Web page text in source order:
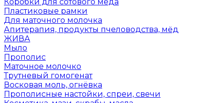
Пластиковые рамки
Для маточного молочка
Апитерапия, продукты пчеловодства, мёд
ЖИВА
Мыло
Прополис
Маточное молочко
Трутневый гомогенат
Восковая моль, огнёвка
Прополисные настойки, спреи, свечи